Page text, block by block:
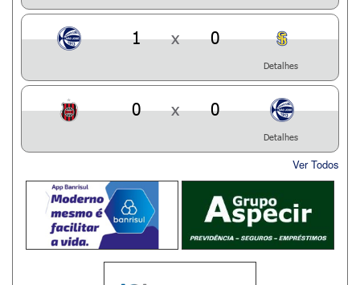
1 x 0
Detalhes
0 x 0
Detalhes
Ver Todos